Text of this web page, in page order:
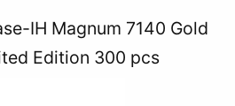
IH Magnum 7140 Gold
Edition 300 pcs